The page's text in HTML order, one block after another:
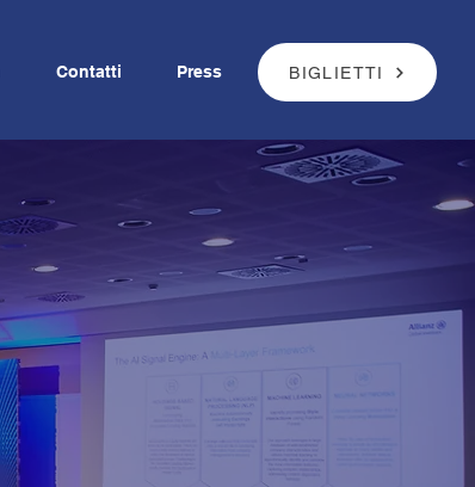
Contatti Press BIGLIETTI